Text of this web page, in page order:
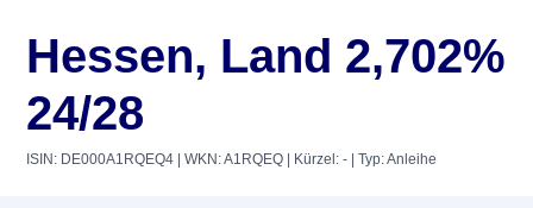
Hessen, Land 2,702%
24/28
ISIN: DE000A1RQEQ4 | WKN: A1RQEQ | Kürzel: - | Typ: Anleihe